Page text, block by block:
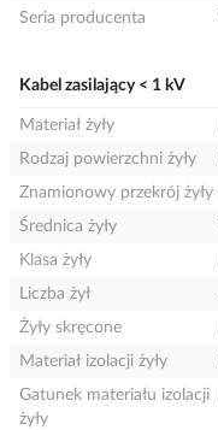
Seria producenta
Kabel zasilający < 1 kV
Materiał żyły
Rodzaj powierzchni żyły
Znamionowy przekrój żyły
Średnica żyły
Klasa żyły
Liczba żył
Żyły skręcone
Materiał izolacji żyły
Gatunek materiału izolacji
żyły